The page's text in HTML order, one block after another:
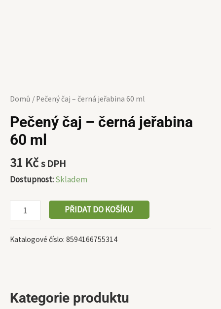
Kategorie produktu
Domů / Pečený čaj – černá jeřabina 60 ml
Pečený čaj – černá jeřabina
60 ml
31 Kčs DPH
Dostupnost:Skladem
PŘIDAT DO KOŠÍKU
Katalogové číslo: 8594166755314